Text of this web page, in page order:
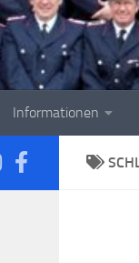
Informationen